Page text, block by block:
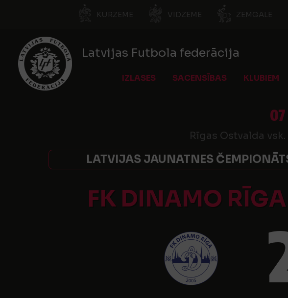
KURZEME VIDZEME ZEMGALE
Latvijas Futbola federācija
IZLASES SACENSĪBAS KLUBIEM
Rīgas Ostvalda
LATVIJAS JAUNATNES
FK DINAMO